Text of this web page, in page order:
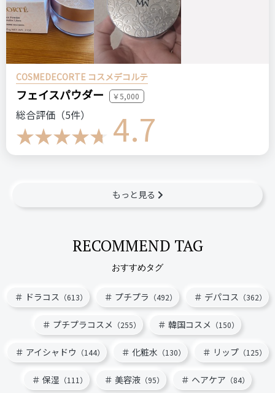
COSMEDECORTE コスメデコルテ
フェイスパウダー ￥5,000
総合評価（5件） 4.7
もっと見る
RECOMMEND TAG
おすすめタグ
ドラコス （613） プチプラ （492） デパコス （362）
プチプラコスメ （255） 韓国コスメ （150）
アイシャドウ （144） 化粧水 （130） リップ（125）
保湿 （111） 美容液 （95） ヘアケア （84）